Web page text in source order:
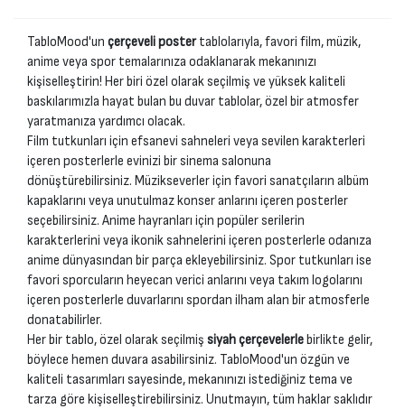
TabloMood'un çerçeveli postertablolarıyla, favori film, müzik,
anime veya spor temalarınıza odaklanarak mekanınızı
kişiselleştirin! Her biri özel olarak seçilmiş ve yüksek kaliteli
baskılarımızla hayat bulan bu duvar tablolar, özel bir atmosfer
yaratmanıza yardımcı olacak.
Film tutkunları için efsanevi sahneleri veya sevilen karakterleri
içeren posterlerle evinizi bir sinema salonuna
dönüştürebilirsiniz. Müzikseverler için favori sanatçıların albüm
kapaklarını veya unutulmaz konser anlarını içeren posterler
seçebilirsiniz. Anime hayranları için popüler serilerin
karakterlerini veya ikonik sahnelerini içeren posterlerle odanıza
anime dünyasından bir parça ekleyebilirsiniz. Spor tutkunları ise
favori sporcuların heyecan verici anlarını veya takım logolarını
içeren posterlerle duvarlarını spordan ilham alan bir atmosferle
donatabilirler.
Her bir tablo, özel olarak seçilmiş siyah çerçevelerlebirlikte gelir,
böylece hemen duvara asabilirsiniz. TabloMood'un özgün ve
kaliteli tasarımları sayesinde, mekanınızı istediğiniz tema ve
tarza göre kişiselleştirebilirsiniz. Unutmayın, tüm haklar saklıdır